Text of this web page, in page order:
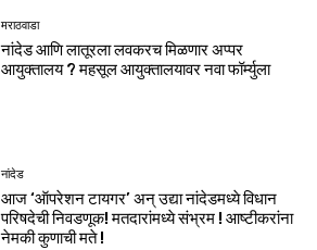
मराठवाडा
नांदेड आणि लातूरला लवकरच मिळणार अप्पर
आयुक्तालय ? महसूल आयुक्तालयावर नवा फॉर्म्युला
नांदेड
आज ‘ऑपरेशन टायगर’ अन् उद्या नांदेडमध्ये विधान
परिषदेची निवडणूक! मतदारांमध्ये संभ्रम ! आष्टीकरांना
नेमकी कुणाची मते !